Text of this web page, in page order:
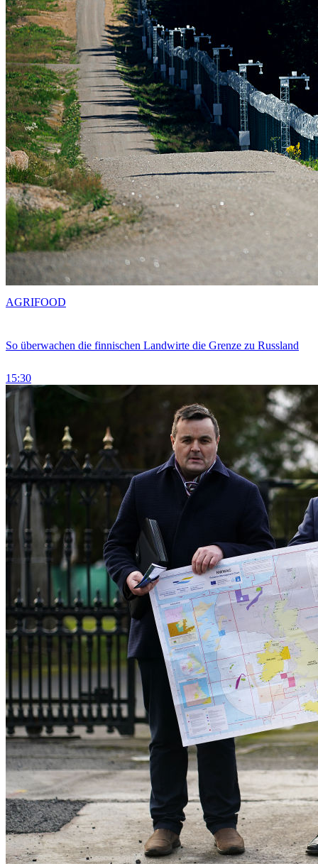
So überwachen die finnischen Landwirte die Grenze zu Russland
15:30
AGRIFOOD